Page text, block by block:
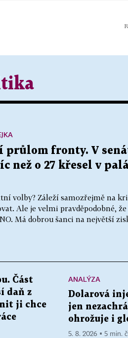
průlom fronty. V
než o 27 křesel v
volby? Záleží samozřejmě na
Ale je velmi pravděpodobné,
Má dobrou šanci na největší
Část
daň z
ji chce
ANALÝZA
Dolarová
jen
ohrožuje i
5. 8. 2026 ▪ 5 min.